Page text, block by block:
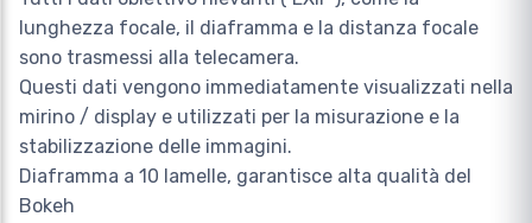
lunghezza focale, il diaframma e la distanza focale
sono trasmessi alla telecamera.
Questi dati vengono immediatamente visualizzati nella
mirino / display e utilizzati per la misurazione e la
stabilizzazione delle immagini.
Diaframma a 10 lamelle, garantisce alta qualità del
Bokeh